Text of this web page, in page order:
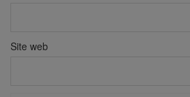
Site web